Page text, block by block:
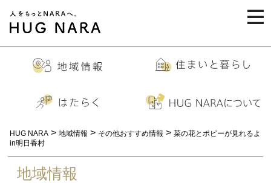
HUG NARA > 地域情報 > その他おすすめ情報 > 菜の花とポピーが見れるよ
in明日香村
地域情報